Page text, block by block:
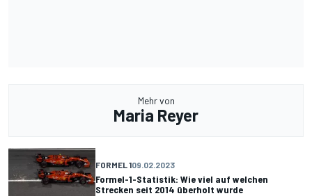
Mehr von
Maria Reyer
FORMEL 109.02.2023
Formel-1-Statistik: Wie viel auf welchen
Strecken seit 2014 überholt wurde